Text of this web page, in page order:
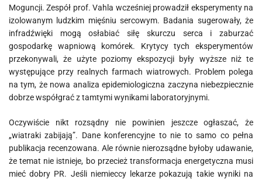
Moguncji. Zespół prof. Vahla wcześniej prowadził eksperymenty na
izolowanym ludzkim mięśniu sercowym. Badania sugerowały, że
infradźwięki mogą osłabiać siłę skurczu serca i zaburzać
gospodarkę wapniową komórek. Krytycy tych eksperymentów
przekonywali, że użyte poziomy ekspozycji były wyższe niż te
występujące przy realnych farmach wiatrowych. Problem polega
na tym, że nowa analiza epidemiologiczna zaczyna niebezpiecznie
dobrze współgrać z tamtymi wynikami laboratoryjnymi.
Oczywiście nikt rozsądny nie powinien jeszcze ogłaszać, że
„wiatraki zabijają”. Dane konferencyjne to nie to samo co pełna
publikacja recenzowana. Ale równie nierozsądne byłoby udawanie,
że temat nie istnieje, bo przecież transformacja energetyczna musi
mieć dobry PR. Jeśli niemieccy lekarze pokazują takie wyniki na